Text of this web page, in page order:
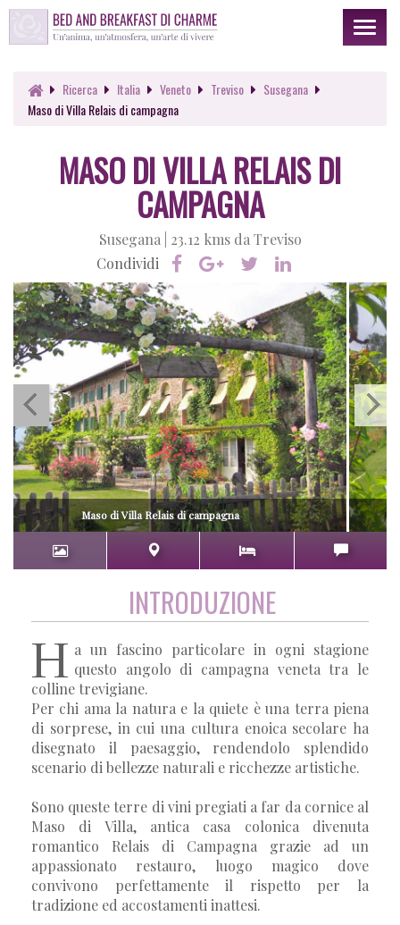
Toggle
Ricerca Italia Veneto Treviso
Susegana
Maso di Villa Relais di campagna
MASO DI VILLA RELAIS DI
CAMPAGNA
Susegana |
23.12 kms da Treviso
Condividi
Maso di Villa Relais di campagna
INTRODUZIONE
H a un fascino particolare in ogni stagione
questo angolo di campagna veneta tra le
colline trevigiane.
Per chi ama la natura e la quiete è una terra piena
di sorprese, in cui una cultura enoica secolare ha
disegnato il paesaggio, rendendolo splendido
scenario di bellezze naturali e ricchezze artistiche.
Sono queste terre di vini pregiati a far da cornice al
Maso di Villa, antica casa colonica divenuta
romantico Relais di Campagna grazie ad un
appassionato restauro, luogo magico dove
convivono perfettamente il rispetto per la
tradizione ed accostamenti inattesi.